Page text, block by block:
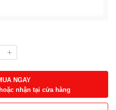
NGAY
nhận tại cửa hàng